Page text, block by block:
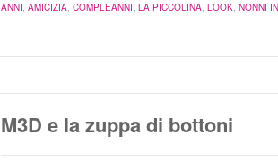
ANNI, AMICIZIA, COMPLEANNI, LA PICCOLINA, LOOK, NONNI
M3D e la zuppa di bottoni